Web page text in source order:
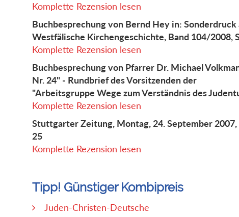
Komplette Rezension lesen
Buchbesprechung von Bernd Hey in: Sonderdruck
Westfälische Kirchengeschichte, Band 104/2008,
Komplette Rezension lesen
Buchbesprechung von Pfarrer Dr. Michael
Nr. 24" - Rundbrief des Vorsitzenden der
"Arbeitsgruppe Wege zum Verständnis des
Komplette Rezension lesen
Stuttgarter Zeitung, Montag, 24. September
25
Komplette Rezension lesen
Tipp! Günstiger Kombipreis
Juden-Christen-Deutsche